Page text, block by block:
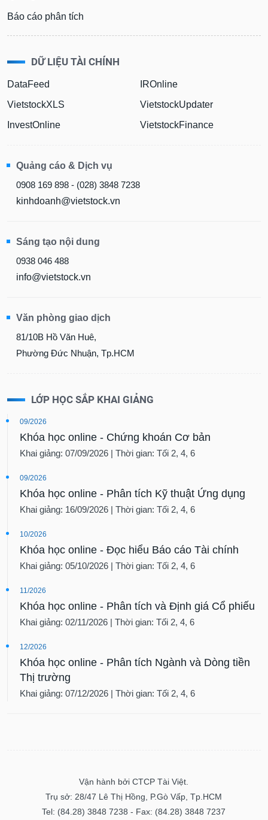
Báo cáo phân tích
DỮ LIỆU TÀI CHÍNH
DataFeed
VietstockXLS
InvestOnline
IROnline
VietstockUpdater
VietstockFinance
Quảng cáo & Dịch vụ
0908 169 898 - (028) 3848 7238
kinhdoanh@vietstock.vn
Sáng tạo nội dung
0938 046 488
info@vietstock.vn
Văn phòng giao dịch
81/10B Hồ Văn Huê,
Phường Đức Nhuận, Tp.HCM
LỚP HỌC SẮP KHAI GIẢNG
09/2026
Khóa học online - Chứng khoán Cơ bản
Khai giảng: 07/09/2026 | Thời gian: Tối 2, 4, 6
09/2026
Khóa học online - Phân tích Kỹ thuật Ứng dụng
Khai giảng: 16/09/2026 | Thời gian: Tối 2, 4, 6
10/2026
Khóa học online - Đọc hiểu Báo cáo Tài chính
Khai giảng: 05/10/2026 | Thời gian: Tối 2, 4, 6
11/2026
Khóa học online - Phân tích và Định giá Cổ phiếu
Khai giảng: 02/11/2026 | Thời gian: Tối 2, 4, 6
12/2026
Khóa học online - Phân tích Ngành và Dòng tiền
Thị trường
Khai giảng: 07/12/2026 | Thời gian: Tối 2, 4, 6
Vận hành bởi CTCP Tài Việt.
Trụ sở: 28/47 Lê Thị Hồng, P.Gò Vấp, Tp.HCM
Tel: (84.28) 3848 7238 - Fax: (84.28) 3848 7237